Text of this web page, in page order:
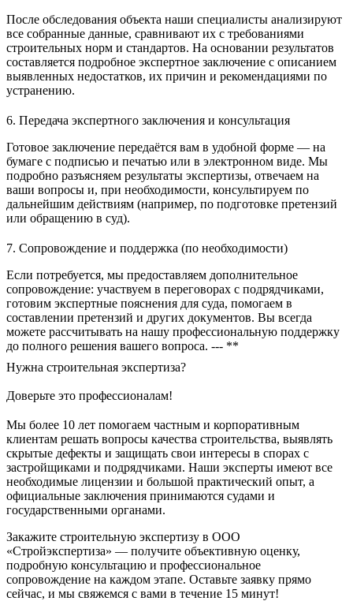
После обследования объекта наши специалисты анализируют
все собранные данные, сравнивают их с требованиями
строительных норм и стандартов. На основании результатов
составляется подробное экспертное заключение с описанием
выявленных недостатков, их причин и рекомендациями по
устранению.
6. Передача экспертного заключения и консультация
Готовое заключение передаётся вам в удобной форме — на
бумаге с подписью и печатью или в электронном виде. Мы
подробно разъясняем результаты экспертизы, отвечаем на
ваши вопросы и, при необходимости, консультируем по
дальнейшим действиям (например, по подготовке претензий
или обращению в суд).
7. Сопровождение и поддержка (по необходимости)
Если потребуется, мы предоставляем дополнительное
сопровождение: участвуем в переговорах с подрядчиками,
готовим экспертные пояснения для суда, помогаем в
составлении претензий и других документов. Вы всегда
можете рассчитывать на нашу профессиональную поддержку
до полного решения вашего вопроса. --- **
Нужна строительная экспертиза?
Доверьте это профессионалам!
Мы более 10 лет помогаем частным и корпоративным
клиентам решать вопросы качества строительства, выявлять
скрытые дефекты и защищать свои интересы в спорах с
застройщиками и подрядчиками. Наши эксперты имеют все
необходимые лицензии и большой практический опыт, а
официальные заключения принимаются судами и
государственными органами.
Закажите строительную экспертизу в ООО
«Стройэкспертиза» — получите объективную оценку,
подробную консультацию и профессиональное
сопровождение на каждом этапе. Оставьте заявку прямо
сейчас, и мы свяжемся с вами в течение 15 минут!